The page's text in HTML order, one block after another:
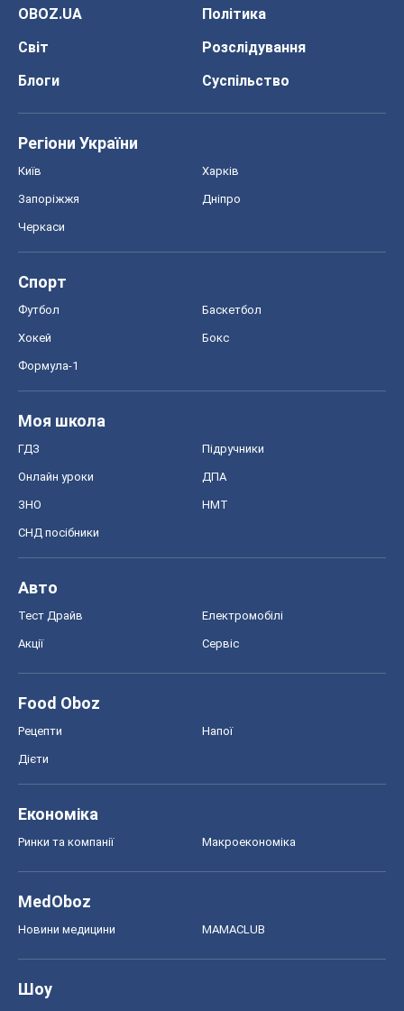
OBOZ.UA
Політика
Світ
Розслідування
Блоги
Суспільство
Регіони України
Київ Харків
Запоріжжя Дніпро
Черкаси
Спорт
Футбол Баскетбол
Хокей Бокс
Формула-1
Моя школа
ГДЗ Підручники
Онлайн уроки ДПА
ЗНО НМТ
СНД посібники
Авто
Тест Драйв Електромобілі
Акції Сервіс
Food Oboz
Рецепти Напої
Дієти
Економіка
Ринки та компанії Макроекономіка
MedOboz
Новини медицини MAMACLUB
Шоу